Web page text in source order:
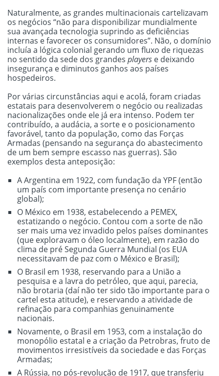
Naturalmente, as grandes multinacionais cartelizavam
os negócios “não para disponibilizar mundialmente
sua avançada tecnologia suprindo as deficiências
internas e favorecer os consumidores”. Não, o domínio
incluía a lógica colonial gerando um fluxo de riquezas
no sentido da sede dos grandes players e deixando
insegurança e diminutos ganhos aos países
hospedeiros.
Por várias circunstâncias aqui e acolá, foram criadas
estatais para desenvolverem o negócio ou realizadas
nacionalizações onde ele já era intenso. Podem ter
contribuído, a audácia, a sorte e o posicionamento
favorável, tanto da população, como das Forças
Armadas (pensando na segurança do abastecimento
de um bem sempre escasso nas guerras). São
exemplos desta anteposição:
A Argentina em 1922, com fundação da YPF (então
um país com importante presença no cenário
global);
O México em 1938, estabelecendo a PEMEX,
estatizando o negócio. Contou com a sorte de não
ser mais uma vez invadido pelos países dominantes
(que exploravam o óleo localmente), em razão do
clima de pré Segunda Guerra Mundial (os EUA
necessitavam de paz com o México e Brasil);
O Brasil em 1938, reservando para a União a
pesquisa e a lavra do petróleo, que aqui, parecia,
não brotaria (daí não ter sido tão importante para o
cartel esta atitude), e reservando a atividade de
refinação para companhias genuinamente
nacionais.
Novamente, o Brasil em 1953, com a instalação do
monopólio estatal e a criação da Petrobras, fruto de
movimentos irresistíveis da sociedade e das Forças
Armadas;
A Rússia, no pós-revolução de 1917, que transferiu